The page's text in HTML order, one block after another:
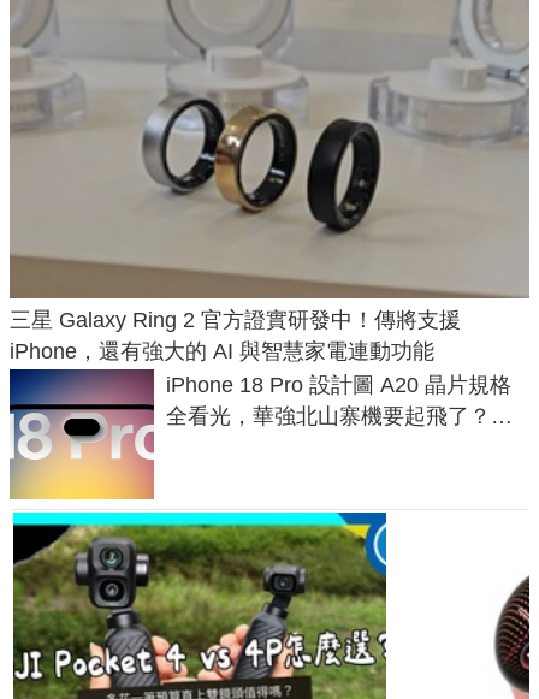
三星 Galaxy Ring 2 官方證實研發中！傳將支援
iPhone，還有強大的 AI 與智慧家電連動功能
iPhone 18 Pro 設計圖 A20 晶片規格
全看光，華強北山寨機要起飛了？專